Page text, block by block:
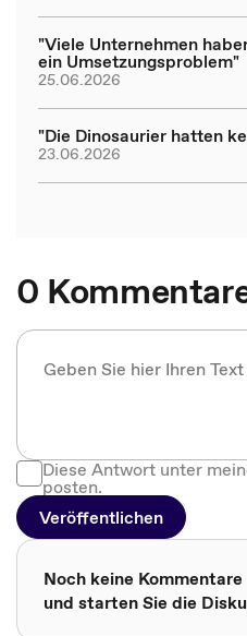
"Viele Unternehmen
ein Umsetzungsproblem"
25.06.2026
"Die Dinosaurier hatten
23.06.2026
0
Diese Antwort unter
posten.
Veröffentlichen
Noch keine
und starten Sie die